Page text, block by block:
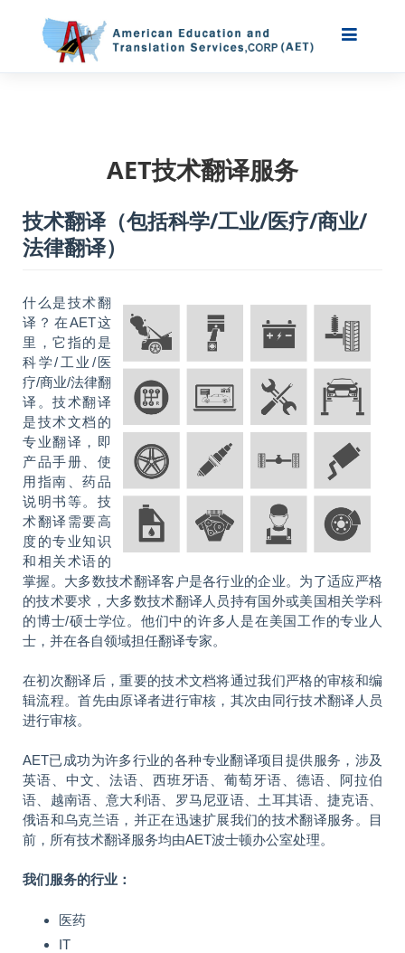
AET技术翻译服务
技术翻译（包括科学/工业/医疗/商业/
法律翻译）
什么是技术翻
译？在AET这
里，它指的是
科学/工业/医
疗/商业/法律翻
译。技术翻译
是技术文档的
专业翻译，即
产品手册、使
用指南、药品
说明书等。技
术翻译需要高
度的专业知识
和相关术语的
掌握。大多数技术翻译客户是各行业的企业。为了适应严格
的技术要求，大多数技术翻译人员持有国外或美国相关学科
的博士/硕士学位。他们中的许多人是在美国工作的专业人
士，并在各自领域担任翻译专家。
在初次翻译后，重要的技术文档将通过我们严格的审核和编
辑流程。首先由原译者进行审核，其次由同行技术翻译人员
进行审核。
AET已成功为许多行业的各种专业翻译项目提供服务，涉及
英语、中文、法语、西班牙语、葡萄牙语、德语、阿拉伯
语、越南语、意大利语、罗马尼亚语、土耳其语、捷克语、
俄语和乌克兰语，并正在迅速扩展我们的技术翻译服务。目
前，所有技术翻译服务均由AET波士顿办公室处理。
我们服务的行业：
医药
IT